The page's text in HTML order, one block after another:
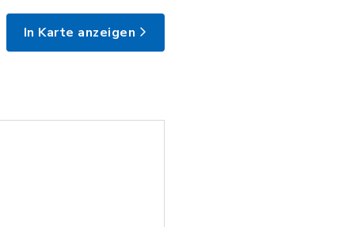
In Karte anzeigen